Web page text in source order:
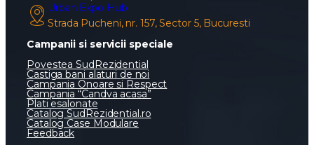
Urban Expo Hub
Strada Pucheni, nr. 157, Sector 5, Bucuresti
Campanii si servicii speciale
Povestea SudRezidential
Castiga bani alaturi de noi
Campania Onoare si Respect
Campania “Candva acasa”
Plati esalonate
Catalog SudRezidential.ro
Catalog Case Modulare
Feedback